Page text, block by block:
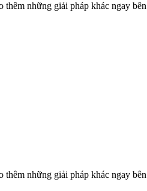
thêm những giải pháp khác ngay
thêm những giải pháp khác ngay